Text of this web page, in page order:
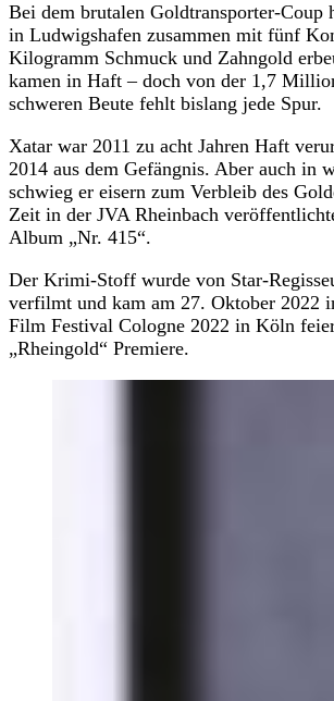
Bei dem brutalen Goldtransporter-Coup
in Ludwigshafen zusammen mit fünf
Kilogramm Schmuck und Zahngold
kamen in Haft – doch von der 1,7
schweren Beute fehlt bislang jede Spur.
Xatar war 2011 zu acht Jahren Haft
2014 aus dem Gefängnis. Aber auch in
schwieg er eisern zum Verbleib des
Zeit in der JVA Rheinbach
Album „Nr. 415“.
Der Krimi-Stoff wurde von Star-
verfilmt und kam am 27. Oktober 2022
Film Festival Cologne 2022 in Köln
„Rheingold“ Premiere.